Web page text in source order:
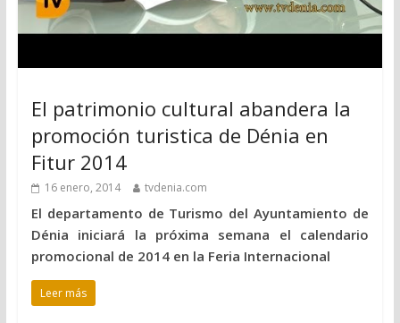
El patrimonio cultural abandera la
promoción turistica de Dénia en
Fitur 2014
16 enero, 2014 tvdenia.com
El departamento de Turismo del Ayuntamiento de
Dénia iniciará la próxima semana el calendario
promocional de 2014 en la Feria Internacional
Leer más